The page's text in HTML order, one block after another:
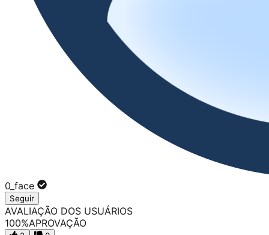
0_face
Seguir
AVALIAÇÃO DOS USUÁRIOS
100%APROVAÇÃO